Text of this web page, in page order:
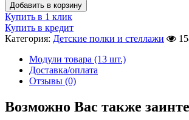
Добавить в корзину
Купить в 1 клик
Купить в кредит
Категория: Детские полки и стеллажи
Модули товара (13 шт.)
Доставка/оплата
Отзывы (0)
Возможно Вас также